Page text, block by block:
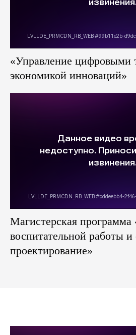
«Управление цифровыми
экономикой инноваций»
Магистерская программа
воспитательной работы и
проектирование»